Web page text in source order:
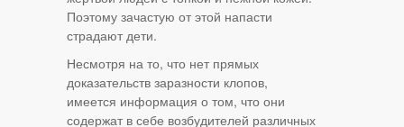
Поэтому зачастую от этой напасти
страдают дети.
Несмотря на то, что нет прямых
доказательств заразности клопов,
имеется информация о том, что они
содержат в себе возбудителей различных